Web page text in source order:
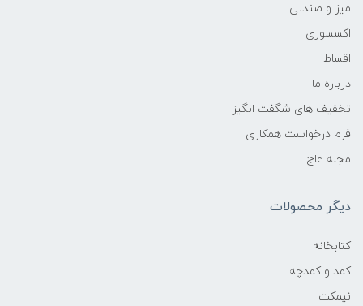
میز و صندلی
اکسسوری
اقساط
درباره ما
تخفیف های شگفت انگیز
فرم درخواست همکاری
مجله عاج
دیگر محصولات
کتابخانه
کمد و کمدچه
نیمکت